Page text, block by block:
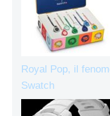
Royal Pop, il
Swatch